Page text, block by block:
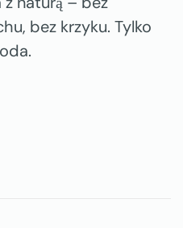
bez krzyku. Tylko